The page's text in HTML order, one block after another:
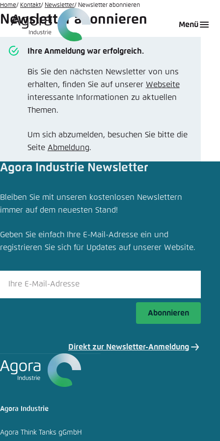
Zum
Hauptinhalt
Menü
Home Kontakt Newsletter Newsletter abonnieren
Newsletter abonnieren
Ihre Anmeldung war erfolgreich.
Bis Sie den nächsten Newsletter von uns
erhalten, finden Sie auf unserer Webseite
interessante Informationen zu aktuellen
Themen.
Um sich abzumelden, besuchen Sie bitte die
Seite Abmeldung.
Agora Industrie Newsletter
Bleiben Sie mit unseren kostenlosen Newslettern
immer auf dem neuesten Stand!
Geben Sie einfach Ihre E-Mail-Adresse ein und
registrieren Sie sich für Updates auf unserer Website.
Abonnieren
Direkt zur Newsletter-Anmeldung
Agora Industrie
Agora Think Tanks gGmbH
Login
Melden Sie sich an um ..., ... und ... zu verwalten.
Benutzername*
Noch kein Benutzerkonto?
Abbrechen
Sprache auswählen
Deutsch
Agora Think Tanks
Erscheinungsbild der Webseite
Diese Webseite passt ihr Farbschema basierend
auf Ihren Einstellungen an. Wählen Sie aus,
verwenden möchten.
Close
Einstellung für diese Webseite im Browser
speichern